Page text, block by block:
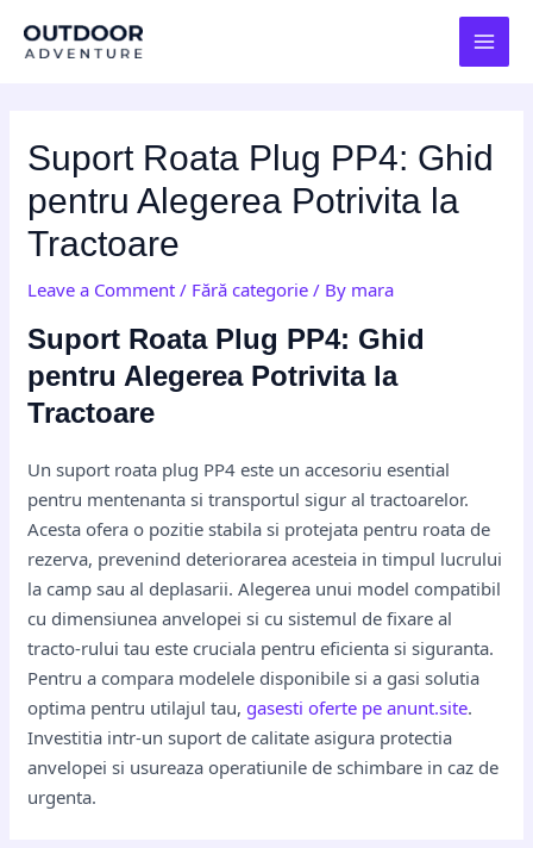
Suport Roata Plug PP4: Ghid
pentru Alegerea Potrivita la
Tractoare
Leave a Comment / Fără categorie / By mara
Suport Roata Plug PP4: Ghid
pentru Alegerea Potrivita la
Tractoare
Un suport roata plug PP4 este un accesoriu esential
pentru mentenanta si transportul sigur al tractoarelor.
Acesta ofera o pozitie stabila si protejata pentru roata de
rezerva, prevenind deteriorarea acesteia in timpul lucrului
la camp sau al deplasarii. Alegerea unui model compatibil
cu dimensiunea anvelopei si cu sistemul de fixare al
tracto-rului tau este cruciala pentru eficienta si siguranta.
Pentru a compara modelele disponibile si a gasi solutia
optima pentru utilajul tau,gasesti oferte pe anunt.site.
Investitia intr-un suport de calitate asigura protectia
anvelopei si usureaza operatiunile de schimbare in caz de
urgenta.
navigation